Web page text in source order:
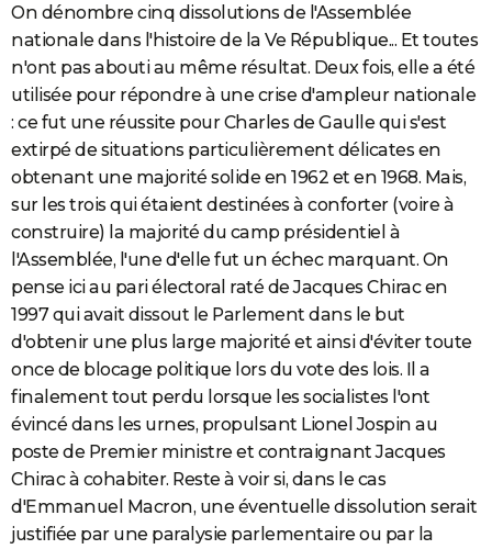
On dénombre cinq dissolutions de l'Assemblée
nationale dans l'histoire de la Ve République... Et toutes
n'ont pas abouti au même résultat. Deux fois, elle a été
utilisée pour répondre à une crise d'ampleur nationale
: ce fut une réussite pour Charles de Gaulle qui s'est
extirpé de situations particulièrement délicates en
obtenant une majorité solide en 1962 et en 1968. Mais,
sur les trois qui étaient destinées à conforter (voire à
construire) la majorité du camp présidentiel à
l'Assemblée, l'une d'elle fut un échec marquant. On
pense ici au pari électoral raté de Jacques Chirac en
1997 qui avait dissout le Parlement dans le but
d'obtenir une plus large majorité et ainsi d'éviter toute
once de blocage politique lors du vote des lois. Il a
finalement tout perdu lorsque les socialistes l'ont
évincé dans les urnes, propulsant Lionel Jospin au
poste de Premier ministre et contraignant Jacques
Chirac à cohabiter. Reste à voir si, dans le cas
d'Emmanuel Macron, une éventuelle dissolution serait
justifiée par une paralysie parlementaire ou par la